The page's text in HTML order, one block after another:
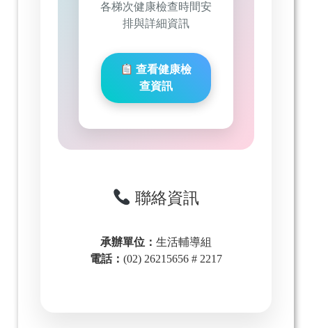
各梯次健康檢查時間安
排與詳細資訊
查看健康檢
查資訊
聯絡資訊
承辦單位： 生活輔導組
電話： (02) 26215656 # 2217